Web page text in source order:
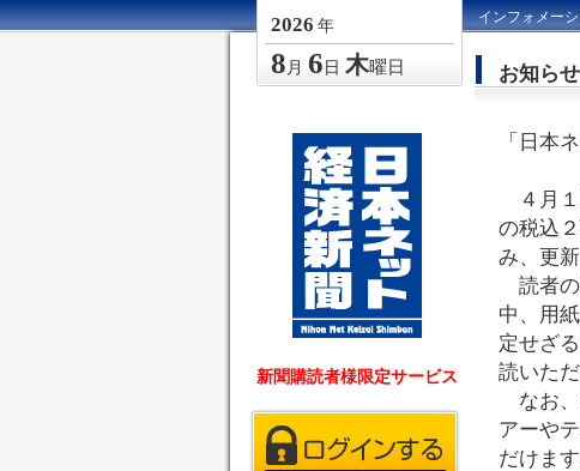
2026 年
8 月 6 日 木曜日
インフォメー
新聞購読者様限定サービス
お知らせ
「日本
４月１
の税込
み、更
読者の
中、用
定せざ
読いた
なお、
アーや
だけます